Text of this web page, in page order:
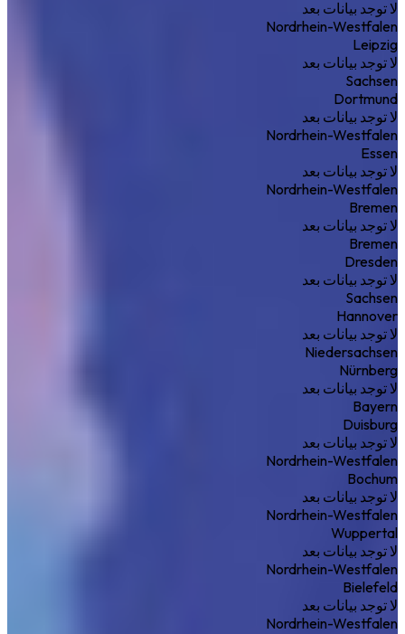
لا توجد بيانات بعد
Nordrhein-Westfalen
Leipzig
لا توجد بيانات بعد
Sachsen
Dortmund
لا توجد بيانات بعد
Nordrhein-Westfalen
Essen
لا توجد بيانات بعد
Nordrhein-Westfalen
Bremen
لا توجد بيانات بعد
Bremen
Dresden
لا توجد بيانات بعد
Sachsen
Hannover
لا توجد بيانات بعد
Niedersachsen
Nürnberg
لا توجد بيانات بعد
Bayern
Duisburg
لا توجد بيانات بعد
Nordrhein-Westfalen
Bochum
لا توجد بيانات بعد
Nordrhein-Westfalen
Wuppertal
لا توجد بيانات بعد
Nordrhein-Westfalen
Bielefeld
لا توجد بيانات بعد
Nordrhein-Westfalen